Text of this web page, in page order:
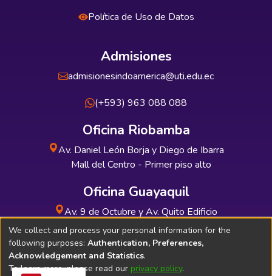
Política de Uso de Datos
Admisiones
admisionesindoamerica@uti.edu.ec
(+593) 963 088 088
Oficina Riobamba
Av. Daniel León Borja y Diego de Ibarra
Mall del Centro - Primer piso alto
Oficina Guayaquil
Av. 9 de Octubre y Av. Quito Edificio
INDUAUTO - Planta baja
We collect and process your personal information for the
following purposes: Authentication, Preferences,
Acknowledgement and Statistics.
To learn more, please read our privacy policy.